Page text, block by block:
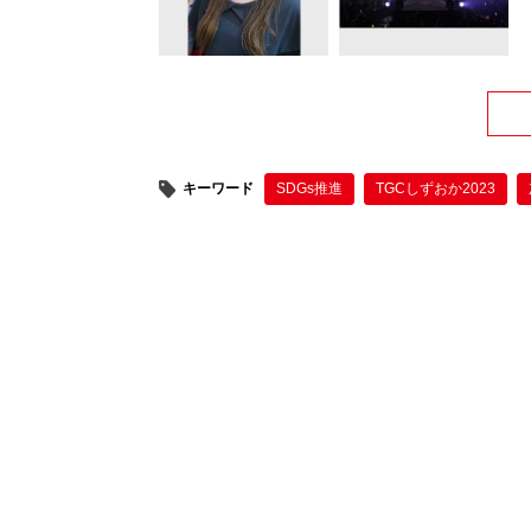
キーワード SDGs推進 TGCしずおか2023